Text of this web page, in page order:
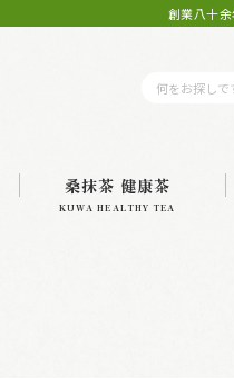
創業八十
桑抹茶 健康茶
KUWA HEALTHY TEA